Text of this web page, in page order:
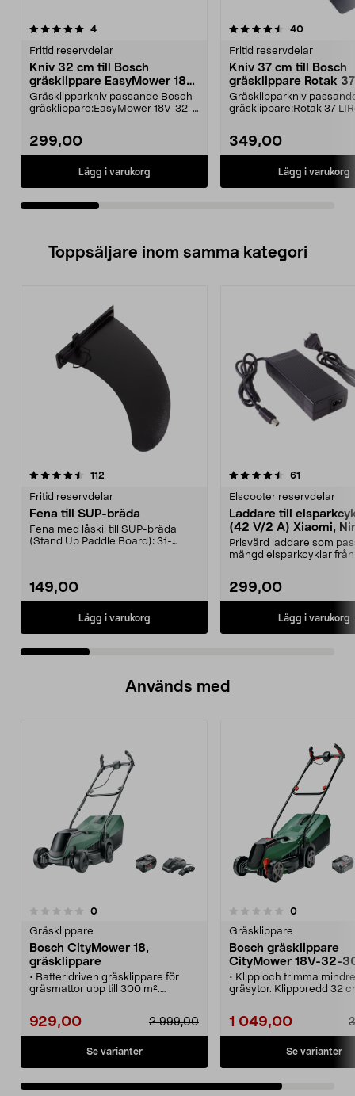
4recensioner
Fritid reservdelar
Kniv 32 cm till Bosch
gräsklippare EasyMower 18V,
CityMower 18V, Rotak 32 LI
Gräsklipparkniv passande Bosch
gräsklippare:EasyMower 18V-32-
299,00
Lägg i varukorg
4.5av 5 stjärnor 40
Fritid reservdelar
Kniv 37 cm till Bosch
gräsklippare Rotak
LI 36V
Gräsklipparkniv
gräsklippare:Rotak 37
349,00
Lägg i varukorg
4.5av 5 stjärnor
Toppsäljare inom samma kategori
112
Fritid reservdelar
Fena till SUP-bräda
Fena med låskil till SUP-bräda
(Stand Up Paddle Board): 31-
149,00
Lägg i varukorg
4.5 av 5 stjärnor 61
Elscooter reservdelar
Laddare till
(42 V/2 A) Xiaomi,
E-Way m.fl.
Prisvärd laddare som
mängd elsparkcyklar från
299,00
Lägg i varukorg
4.5 av 5 stjärnor
Används med
0recensioner
Gräsklippare
Bosch CityMower 18,
gräsklippare
• Batteridriven gräsklippare för
gräsmattor upp till 300 m².
• Levereras med 1 st. 18 V/4 Ah
litiumjonbatteri och laddare.
2 999,00
929,00
Se varianter
0.0 av 5 stjärnor 0recensioner
Gräsklippare
Bosch gräsklippare
CityMower 18V-32-
• Klipp och trimma mindre
gräsytor. Klippbredd 32
CityMower 32-300 –
för upp till 300 m².
• Levereras med ett 18 V/
1 049,00
Se varianter